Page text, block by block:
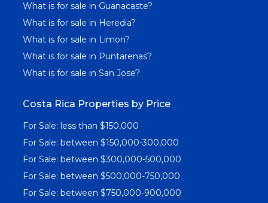
What is for sale in Guanacaste?
What is for sale in Heredia?
What is for sale in Limon?
What is for sale in Puntarenas?
What is for sale in San Jose?
Costa Rica Properties by Price
For Sale: less than $150,000
For Sale: between $150,000-300,000
For Sale: between $300,000-500,000
For Sale: between $500,000-750,000
For Sale: between $750,000-900,000